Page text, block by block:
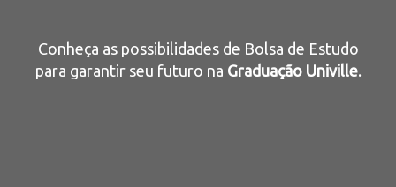
Conheça as possibilidades de Bolsa de Estudo
para garantir seu futuro na Graduação Univille.